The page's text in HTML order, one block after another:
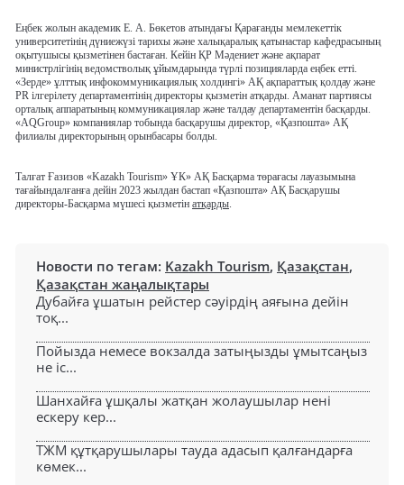
Еңбек жолын академик Е. А. Бөкетов атындағы Қарағанды мемлекеттік
университетінің дүниежүзі тарихы және халықаралық қатынастар кафедрасының
оқытушысы қызметінен бастаған. Кейін ҚР Мәдениет және ақпарат
министрлігінің ведомстволық ұйымдарында түрлі позицияларда еңбек етті.
«Зерде» ұлттық инфокоммуникациялық холдингі» АҚ ақпараттық қолдау және
PR ілгерілету департаментінің директоры қызметін атқарды. Аманат партиясы
орталық аппаратының коммуникациялар және талдау департаментін басқарды.
«AQGroup» компаниялар тобында басқарушы директор, «Қазпошта» АҚ
филиалы директорының орынбасары болды.
Талғат Ғазизов «Kazakh Tourism» ҰК» АҚ Басқарма төрағасы лауазымына
тағайындалғанға дейін 2023 жылдан бастап «Қазпошта» АҚ Басқарушы
директоры-Басқарма мүшесі қызметін атқарды.
Новости по тегам: Kazakh Tourism, Қазақстан,
Қазақстан жаңалықтары
Дубайға ұшатын рейстер сәуірдің аяғына дейін
тоқ...
Пойызда немесе вокзалда затыңызды ұмытсаңыз
не іс...
Шанхайға ұшқалы жатқан жолаушылар нені
ескеру кер...
ТЖМ құтқарушылары тауда адасып қалғандарға
көмек...